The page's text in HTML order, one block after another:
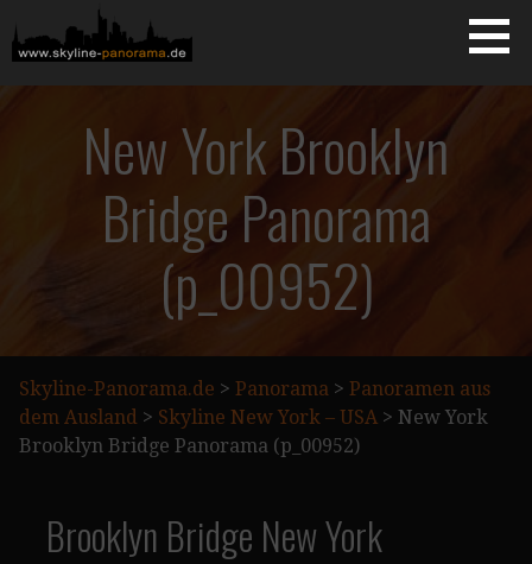
Inhalt
springen
SKYLINE-PANORAMA.DE
New York Brooklyn
Bridge Panorama
(p_00952)
Skyline-Panorama.de > Panorama > Panoramen aus
dem Ausland > Skyline New York – USA > New York
Brooklyn Bridge Panorama (p_00952)
Brooklyn Bridge New York